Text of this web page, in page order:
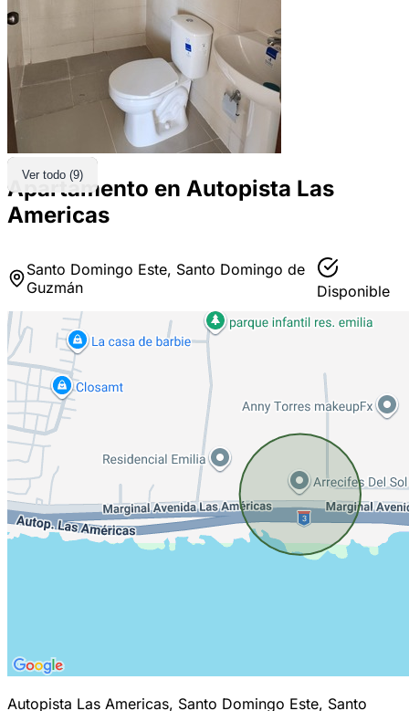
Ver todo (9)
Apartamento en Autopista Las
Americas
Santo Domingo Este, Santo Domingo de
Guzmán
Disponible
Autopista Las Americas, Santo Domingo Este, Santo